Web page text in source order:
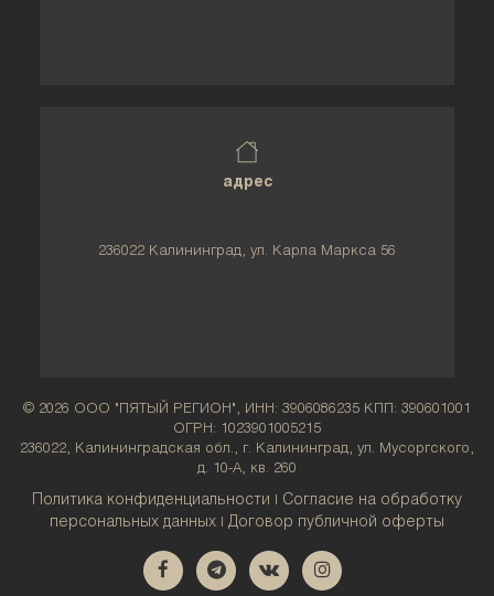
адрес
236022 Калининград, ул. Карла Маркса 56
© 2026 ООО "ПЯТЫЙ РЕГИОН", ИНН: 3906086235 КПП: 390601001
ОГРН: 1023901005215
236022, Калининградская обл., г. Калининград, ул. Мусоргского,
д. 10-А, кв. 260
Политика конфиденциальности
Согласие на обработку
персональных данных
Договор публичной оферты